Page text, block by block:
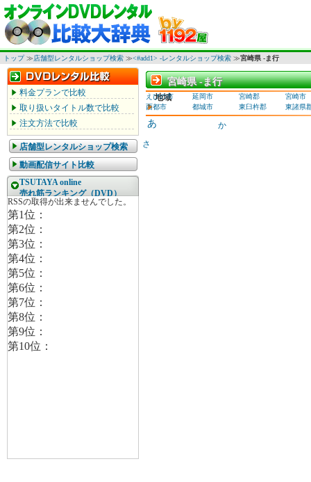
トップ≫店舗型レンタルショップ検索 ≫<#add1> -レンタルショップ検索 ≫宮崎県 -ま行
料金プランで比較
取り扱いタイトル数で比較
注文方法で比較
店舗型レンタルショップ検索
動画配信サイト比較
TSUTAYA online
売れ筋ランキング（DVD）
宮崎県 -ま行
宮崎県 -ま行
地域
えびの市 延岡市 宮崎郡
宮崎市
西都市
都城市 東臼杵郡 東諸県
あ
か
さ